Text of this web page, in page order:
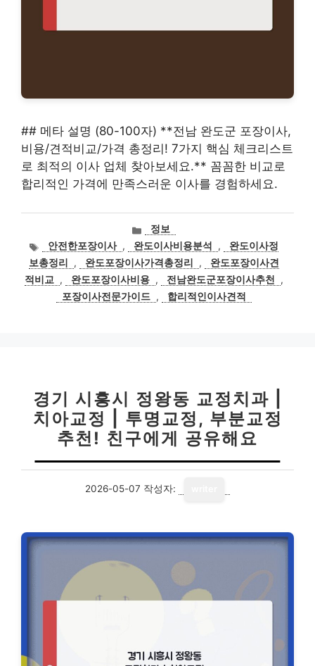
## 메타 설명 (80-100자) **전남 완도군 포장이사,
비용/견적비교/가격 총정리! 7가지 핵심 체크리스트
로 최적의 이사 업체 찾아보세요.** 꼼꼼한 비교로
합리적인 가격에 만족스러운 이사를 경험하세요.
카
테
고
리
정보
태
그
안전한포장이사 , 완도이사비용분석 ,
완도이사정
보총정리
, 완도포장이사가격총정리 ,
완도포장이사견
적비교
, 완도포장이사비용 , 전남완도군포장이사추천
,
포장이사전문가이드 , 합리적인이사견적
경기 시흥시 정왕동 교정치과 |
치아교정 | 투명교정, 부분교정
추천! 친구에게 공유해요
2026-05-07 작성자: